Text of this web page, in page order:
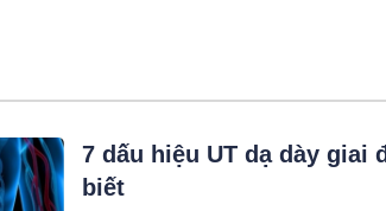
7 dấu hiệu UT dạ dày giai
biết